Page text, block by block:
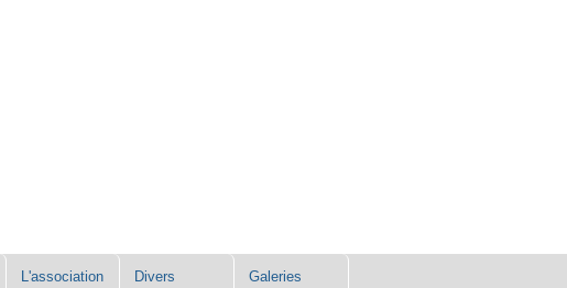
L'association Divers Galeries